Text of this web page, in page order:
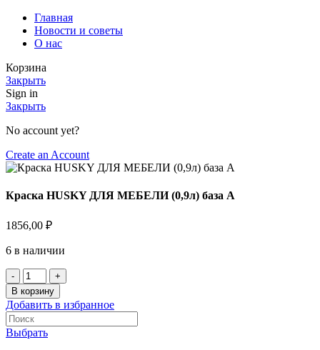
Главная
Новости и советы
О нас
Корзина
Закрыть
Sign in
Закрыть
No account yet?
Create an Account
Краска HUSKY ДЛЯ МЕБЕЛИ (0,9л) база А
1856,00 ₽
6 в наличии
В корзину
Добавить в избранное
Выбрать